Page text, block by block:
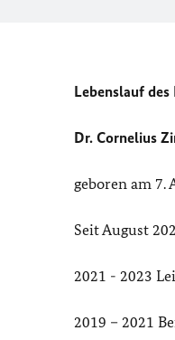
Lebenslauf
Dr. Cornelius
geboren am 7.
Seit August
2021 - 2023
2019 – 2021